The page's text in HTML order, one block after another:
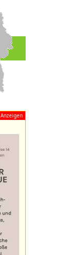
Anzeigen